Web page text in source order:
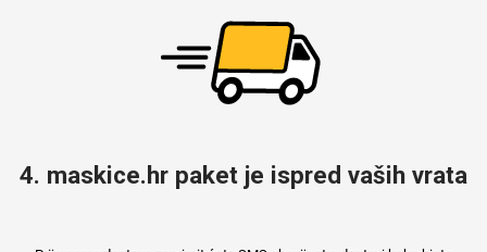
4. maskice.hr paket je ispred vaših vrata